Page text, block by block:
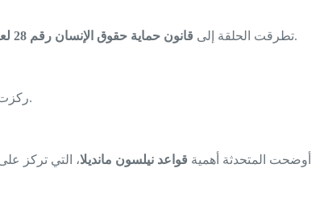
تطرقت الحلقة إلى قانون حماية حقوق الإنسان رقم 28 لعام 2011 ، الذي يعزز مبادئ حقوق الإنسان في العراق، بما في ذلك حماية حقوق السجناء والموقوفين، وضمان عدم تعرضهم للتعذيب أو سوء المعاملة.
ركزت، مؤكدة على أهمية التزام العراق بهذه المعاهدات الدولية في مجال حقوق السجناء.
أوضحت المتحدثة أهمية قواعد نيلسون مانديلا، التي تركز